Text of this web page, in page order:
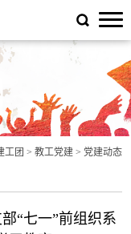
工团 > 教工党建> 党建动态
“七一”前组织系